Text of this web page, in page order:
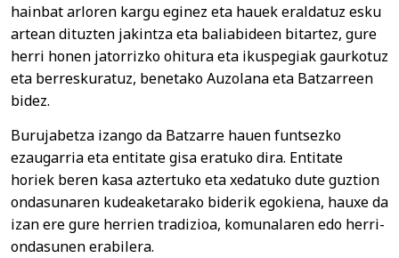
hainbat arloren kargu eginez eta hauek eraldatuz esku
artean dituzten jakintza eta baliabideen bitartez, gure
herri honen jatorrizko ohitura eta ikuspegiak gaurkotuz
eta berreskuratuz, benetako Auzolana eta Batzarreen
bidez.
Burujabetza izango da Batzarre hauen funtsezko
ezaugarria eta entitate gisa eratuko dira. Entitate
horiek beren kasa aztertuko eta xedatuko dute guztion
ondasunaren kudeaketarako biderik egokiena, hauxe da
izan ere gure herrien tradizioa, komunalaren edo herri-
ondasunen erabilera.